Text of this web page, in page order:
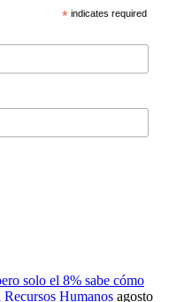
* indicates required
solo el 8% sabe cómo
Humanos agosto